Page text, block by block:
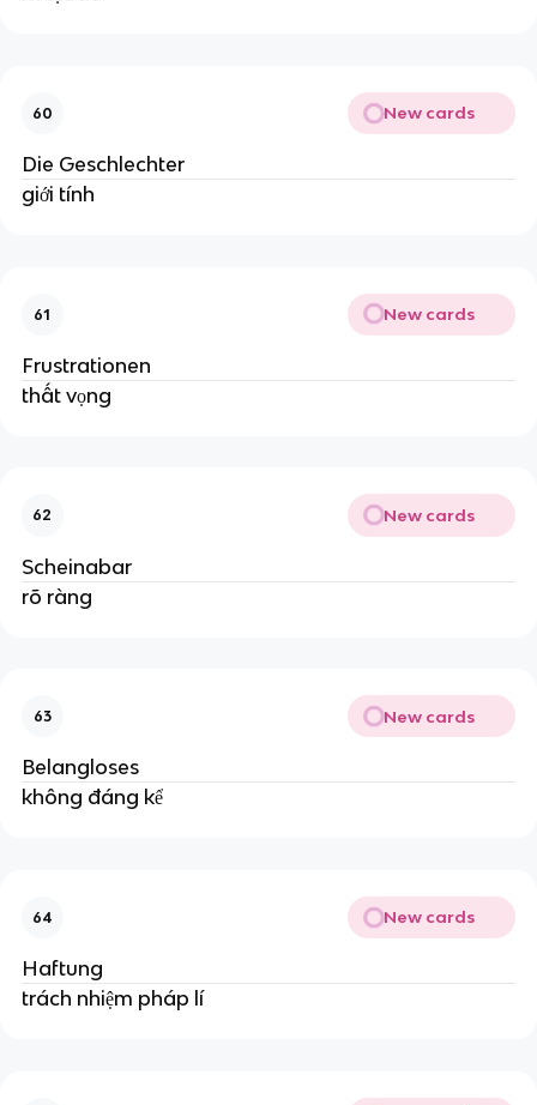
60 New cards
Die Geschlechter
giới tính
61 New cards
Frustrationen
thất vọng
62 New cards
Scheinabar
rõ ràng
63 New cards
Belangloses
không đáng kể
64 New cards
Haftung
trách nhiệm pháp lí